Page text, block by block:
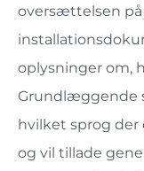
oversættelsen på
oplysninger om,
Grundlæggende
hvilket sprog
og vil tillade